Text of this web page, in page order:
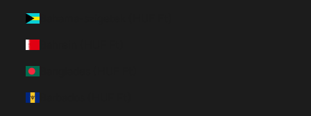
Bahama-szigetek (HUF Ft)